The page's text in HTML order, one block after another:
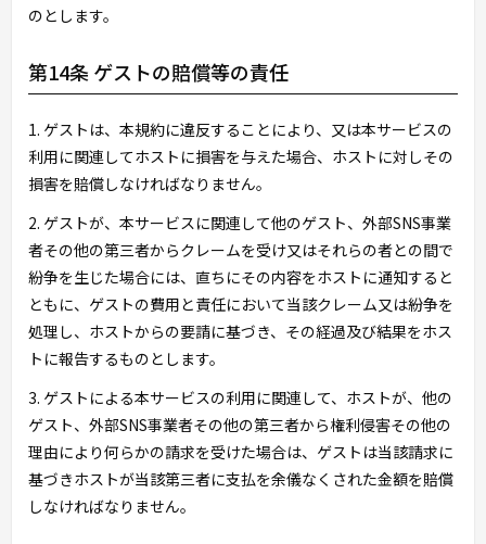
のとします。
第14条 ゲストの賠償等の責任
1. ゲストは、本規約に違反することにより、又は本サービスの
利用に関連してホストに損害を与えた場合、ホストに対しその
損害を賠償しなければなりません。
2. ゲストが、本サービスに関連して他のゲスト、外部SNS事業
者その他の第三者からクレームを受け又はそれらの者との間で
紛争を生じた場合には、直ちにその内容をホストに通知すると
ともに、ゲストの費用と責任において当該クレーム又は紛争を
処理し、ホストからの要請に基づき、その経過及び結果をホス
トに報告するものとします。
3. ゲストによる本サービスの利用に関連して、ホストが、他の
ゲスト、外部SNS事業者その他の第三者から権利侵害その他の
理由により何らかの請求を受けた場合は、ゲストは当該請求に
基づきホストが当該第三者に支払を余儀なくされた金額を賠償
しなければなりません。